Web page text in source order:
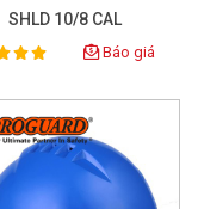
SHLD 10/8 CAL
Rating: Báo giá